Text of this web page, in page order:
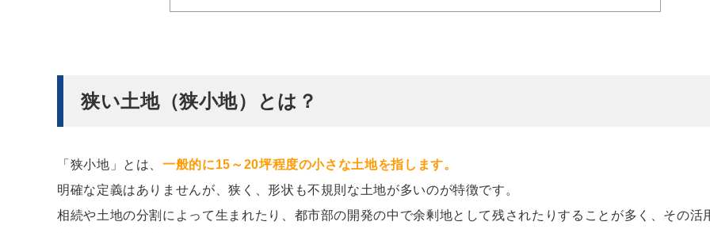
狭い土地（狭小地）とは？
「狭小地」とは、一般的に15～20坪程度の小さな土地を指します。
明確な定義はありませんが、狭く、形状も不規則な土地が多いのが特徴です。
相続や土地の分割によって生まれたり、都市部の開発の中で余剰地として残されたりすることが多く、その活